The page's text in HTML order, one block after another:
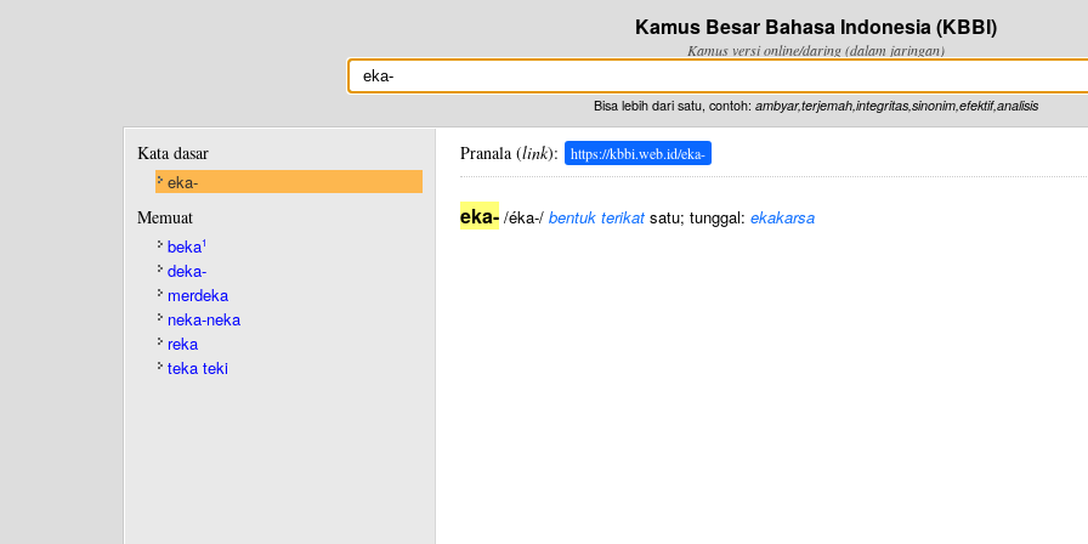
Kamus Besar Bahasa Indonesia (KBBI)
Kamus versi online/daring (dalam jaringan)
Bisa lebih dari satu, contoh: ambyar,terjemah,integritas,sinonim,efektif,analisis
Kata dasar
eka-
Memuat
beka1
deka-
merdeka
neka-neka
reka
teka teki
Pranala (link): https://kbbi.web.id/eka-
eka- /éka-/ bentuk terikat satu; tunggal: ekakarsa